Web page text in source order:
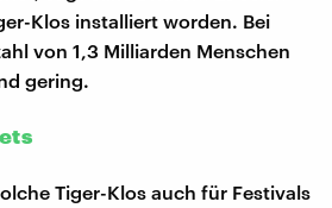
Klos installiert worden. Bei
von 1,3 Milliarden Menschen
gering.
Tiger-Klos auch für Festivals